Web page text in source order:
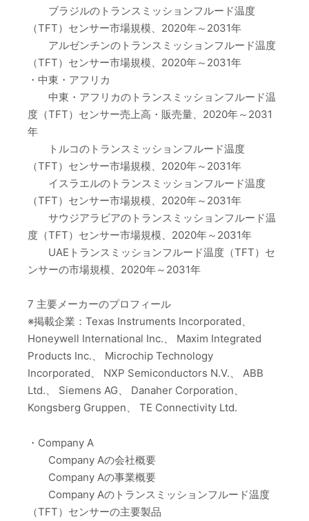
ブラジルのトランスミッションフルード温度
（TFT）センサー市場規模、2020年～2031年
アルゼンチンのトランスミッションフルード温度
（TFT）センサー市場規模、2020年～2031年
・中東・アフリカ
中東・アフリカのトランスミッションフルード温
度（TFT）センサー売上高・販売量、2020年～2031
年
トルコのトランスミッションフルード温度
（TFT）センサー市場規模、2020年～2031年
イスラエルのトランスミッションフルード温度
（TFT）センサー市場規模、2020年～2031年
サウジアラビアのトランスミッションフルード温
度（TFT）センサー市場規模、2020年～2031年
UAEトランスミッションフルード温度（TFT）セ
ンサーの市場規模、2020年～2031年
7 主要メーカーのプロフィール
※掲載企業：Texas Instruments Incorporated、
Honeywell International Inc.、 Maxim Integrated
Products Inc.、 Microchip Technology
Incorporated、 NXP Semiconductors N.V.、 ABB
Ltd.、 Siemens AG、 Danaher Corporation、
Kongsberg Gruppen、 TE Connectivity Ltd.
・Company A
Company Aの会社概要
Company Aの事業概要
Company Aのトランスミッションフルード温度
（TFT）センサーの主要製品